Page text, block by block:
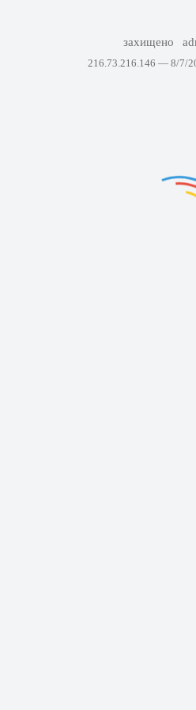
захищено
216.73.216.146 — 8/7/